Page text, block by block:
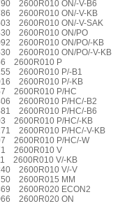
2600R010 ON/-V-B6
2600R010 ON/-V-KB
2600R010 ON/-V-SAK
2600R010 ON/PO
2600R010 ON/PO/-KB
2600R010 ON/PO/-V-KB
2600R010 P
2600R010 P/-B1
2600R010 P/-KB
2600R010 P/HC
2600R010 P/HC/-B2
2600R010 P/HC/-B6
2600R010 P/HC/-KB
2600R010 P/HC/-V-KB
2600R010 P/HC/-W
2600R010 V
2600R010 V/-KB
2600R010 V/-V
2600R015 MM
2600R020 ECON2
2600R020 ON